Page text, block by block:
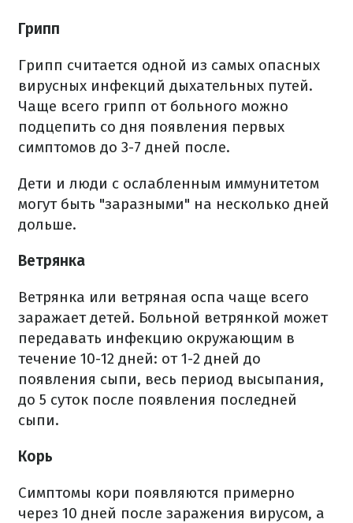
Грипп
Грипп считается одной из самых опасных
вирусных инфекций дыхательных путей.
Чаще всего грипп от больного можно
подцепить со дня появления первых
симптомов до 3-7 дней после.
Дети и люди с ослабленным иммунитетом
могут быть "заразными" на несколько дней
дольше.
Ветрянка
Ветрянка или ветряная оспа чаще всего
заражает детей. Больной ветрянкой может
передавать инфекцию окружающим в
течение 10-12 дней: от 1-2 дней до
появления сыпи, весь период высыпания,
до 5 суток после появления последней
сыпи.
Корь
Симптомы кори появляются примерно
через 10 дней после заражения вирусом, а